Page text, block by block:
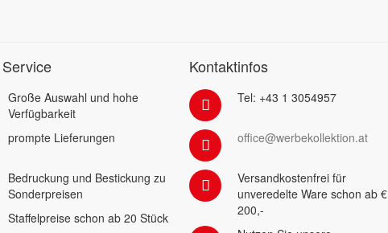
Große Auswahl und hohe
Verfügbarkeit
prompte Lieferungen
Bedruckung und Bestickung zu
Sonderpreisen
Staffelpreise schon ab 20 Stück
Kontaktinfos
Tel: +43 1 3054957
office@werbekollektion.at
Versandkostenfrei für
unveredelte Ware schon ab €
200,-